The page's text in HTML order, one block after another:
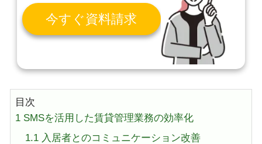
今すぐ資料請求
目次
1 SMSを活用した賃貸管理業務の効率化
1.1入居者とのコミュニケーション改善